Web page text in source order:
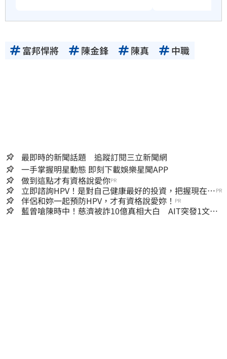
富邦悍將 陳金鋒 陳真 中職
最即時的新聞話題 追蹤訂閱三立新聞網
一手掌握明星動態 即刻下載娛樂星聞APP
做到這點才有資格說愛你PR
立即諮詢HPV！是對自己健康最好的投資，把握現在不
嫌晚！
PR
伴侶和妳一起預防HPV，才有資格說愛妳！ PR
藍曾嗆陳時中！慈濟被詐10億真相大白 AIT突發1文酸